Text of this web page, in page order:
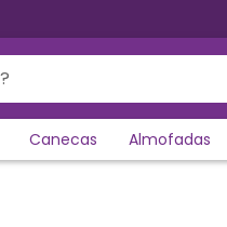
Canecas Almofadas